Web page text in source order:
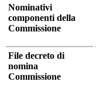
Nominativi
componenti della
Commissione
File decreto di
nomina
Commissione